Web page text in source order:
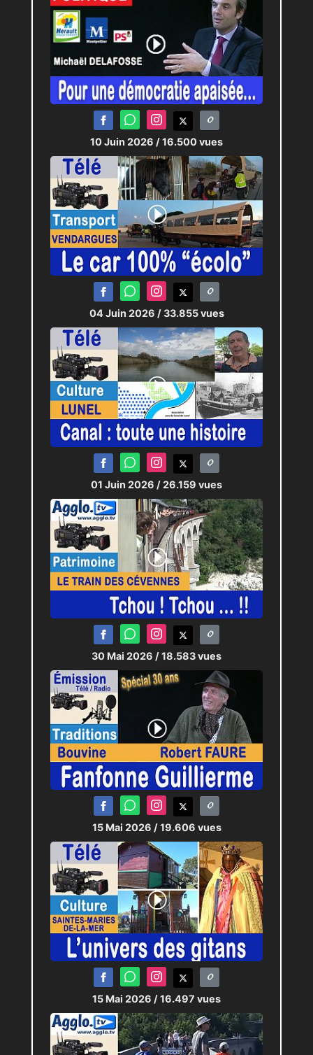
10 Juin 2026 / 16.500 vues
04 Juin 2026 / 33.855 vues
01 Juin 2026 / 26.159 vues
30 Mai 2026 / 18.583 vues
15 Mai 2026 / 19.606 vues
15 Mai 2026 / 16.497 vues